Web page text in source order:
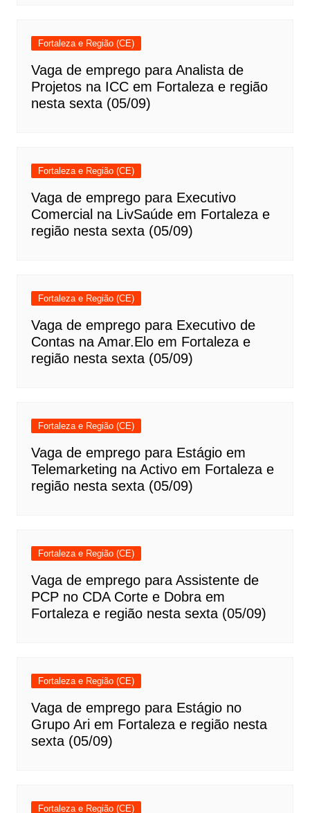
Fortaleza e Região (CE)
Vaga de emprego para Analista de
Projetos na ICC em Fortaleza e região
nesta sexta (05/09)
Fortaleza e Região (CE)
Vaga de emprego para Executivo
Comercial na LivSaúde em Fortaleza e
região nesta sexta (05/09)
Fortaleza e Região (CE)
Vaga de emprego para Executivo de
Contas na Amar.Elo em Fortaleza e
região nesta sexta (05/09)
Fortaleza e Região (CE)
Vaga de emprego para Estágio em
Telemarketing na Activo em Fortaleza e
região nesta sexta (05/09)
Fortaleza e Região (CE)
Vaga de emprego para Assistente de
PCP no CDA Corte e Dobra em
Fortaleza e região nesta sexta (05/09)
Fortaleza e Região (CE)
Vaga de emprego para Estágio no
Grupo Ari em Fortaleza e região nesta
sexta (05/09)
Fortaleza e Região (CE)